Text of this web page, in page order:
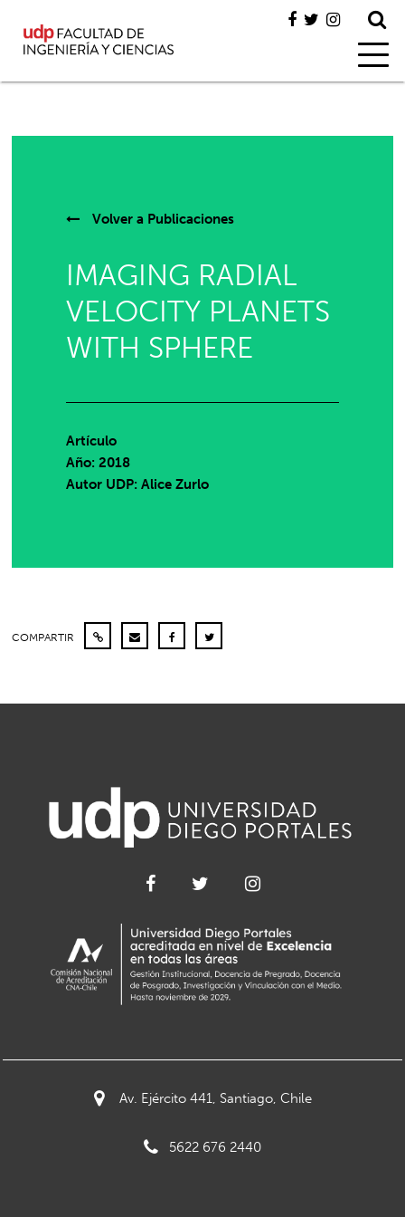
Volver a Publicaciones
IMAGING RADIAL
VELOCITY PLANETS
WITH SPHERE
Artículo
Año: 2018
Autor UDP:Alice Zurlo
COMPARTIR
Av. Ejército 441, Santiago, Chile
5622 676 2440